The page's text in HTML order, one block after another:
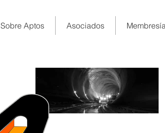
Sobre Aptos Asociados